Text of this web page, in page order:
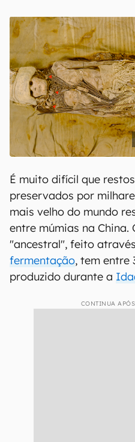
Uso e Política de
É muito difícil que
preservados por
mais velho do mundo
entre múmias na China.
"ancestral", feito
fermentação, tem entre
produzido durante a
CONTINUA